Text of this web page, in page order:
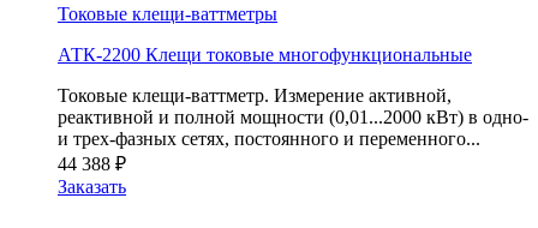
Токовые клещи-ваттметры
АТК-2200 Клещи токовые многофункциональные
Токовые клещи-ваттметр. Измерение активной,
реактивной и полной мощности (0,01...2000 кВт) в одно-
и трех-фазных сетях, постоянного и переменного...
44 388 ₽
Заказать